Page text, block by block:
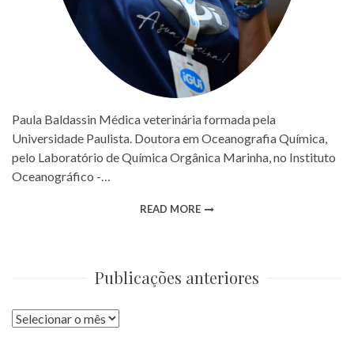
Paula Baldassin Médica veterinária formada pela
Universidade Paulista. Doutora em Oceanografia Química,
pelo Laboratório de Química Orgânica Marinha, no Instituto
Oceanográfico -…
READ MORE
Publicações anteriores
Publicações